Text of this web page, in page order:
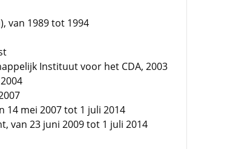
van 1989 tot 1994
Instituut voor het CDA, 2003
14 mei 2007 tot 1 juli 2014
van 23 juni 2009 tot 1 juli 2014